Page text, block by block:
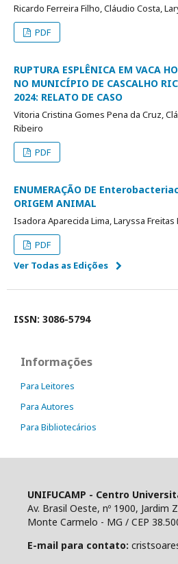
Ricardo Ferreira Filho, Cláudio Costa,
PDF
RUPTURA ESPLÊNICA EM VACA
NO MUNICÍPIO DE CASCALHO
2024: RELATO DE CASO
Vitoria Cristina Gomes Pena da Cruz,
Ribeiro
PDF
ENUMERAÇÃO DE
ORIGEM ANIMAL
Isadora Aparecida Lima, Laryssa Freitas
PDF
Ver Todas as Edições
ISSN: 3086-5794
Informações
Para Leitores
Para Autores
Para Bibliotecários
UNIFUCAMP - Centro
Av. Brasil Oeste, nº 1900, Jardim
Monte Carmelo - MG / CEP
E-mail para contato: